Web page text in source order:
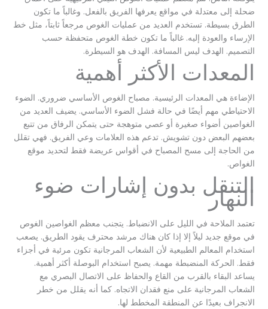
ضحلة إلى معتدلة في مواقع يعرفها الفريق بالفعل. وغالباً ما تكون
الطرق بسيطة. تستخدم العديد من عمليات الغوص مرجعاً ثابتاً، مثل خط
الإرساء والعودة إليه. غالباً ما تكون خطة الغوص متحفظة حسب
التصميم. الهدف ليس المسافة. الهدف هو السيطرة.
المعدات الأكثر أهمية
الإضاءة هي المعدات الرئيسية. مصباح الغوص الأساسي ضروري. الضوء
الاحتياطي مهم أيضًا في حالة فشل الضوء الأساسي. يضيف العديد من
الغواصين أضواء صغيرة أو عصي متوهجة حتى يتمكن الرفاق من تتبع
بعضهم البعض دون تشويش. تدعم هذه العلامات وعي الفريق. فهي تقلل
من الحاجة إلى مسح المصباح في أقواس عريضة فقط لتحديد موقع
الغواص.
التنقل بدون إشارات ضوء
النهار
تعتمد الملاحة في الليل على الانضباط. يتجنب معظم الغواصين الغوص
في موقع جديد ليلاً إلا إذا كان هناك مرشد محترف يقود الطريق. يصعب
استخدام المعالم الطبيعية لأن الشعاب المرجانية تكون مرئية في أجزاء
فقط. الحركة المنضبطة مهمة. يصبح استخدام البوصلة أكثر أهمية.
يساعد البقاء بالقرب من القاع والحفاظ على الاتصال البصري مع
الشعاب المرجانية على منع فقدان الاتجاه. كما أنه يقلل من خطر
الانجراف بعيدًا عن المنطقة المخطط لها.